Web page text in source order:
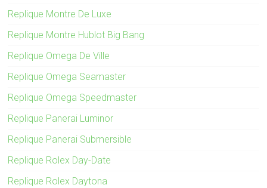
Replique Montre De Luxe
Replique Montre Hublot Big Bang
Replique Omega De Ville
Replique Omega Seamaster
Replique Omega Speedmaster
Replique Panerai Luminor
Replique Panerai Submersible
Replique Rolex Day-Date
Replique Rolex Daytona